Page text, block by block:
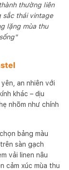
thường liên
sắc thái vintage
lặng mùa thu
an nhiên với
khác – dịu
nhõm như chính
bảng màu
sàn gạch
vải linen nâu
cảm xúc mùa thu